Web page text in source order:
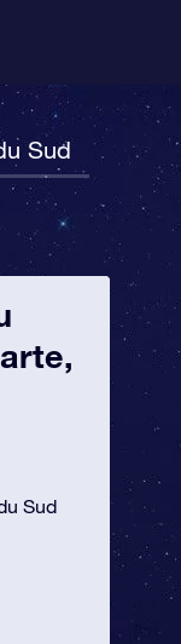
Sud
Sud